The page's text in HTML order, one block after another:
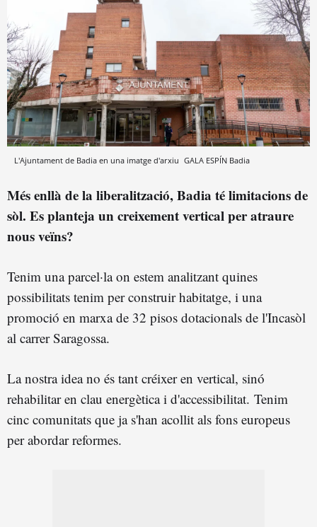
L'Ajuntament de Badia en una imatge d'arxiu GALA ESPÍN Badia
Més enllà de la liberalització, Badia té limitacions de
sòl. Es planteja un creixement vertical per atraure
nous veïns?
Tenim una parcel·la on estem analitzant quines
possibilitats tenim per construir habitatge, i una
promoció en marxa de 32 pisos dotacionals de l'Incasòl
al carrer Saragossa.
La nostra idea no és tant créixer en vertical, sinó
rehabilitar en clau energètica i d'accessibilitat. Tenim
cinc comunitats que ja s'han acollit als fons europeus
per abordar reformes.